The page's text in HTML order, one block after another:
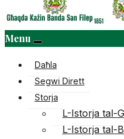
Menu
Daħla
Segwi Dirett
Storja
L-Istorja tal-
L-Istorja tal-